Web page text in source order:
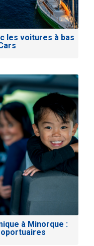
les voitures à bas
à Minorque :